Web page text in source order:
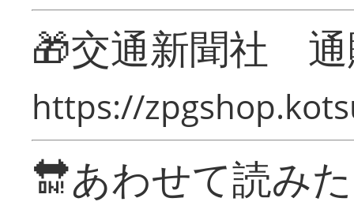
🎁交通新聞社
https://
🔛あわせて読み